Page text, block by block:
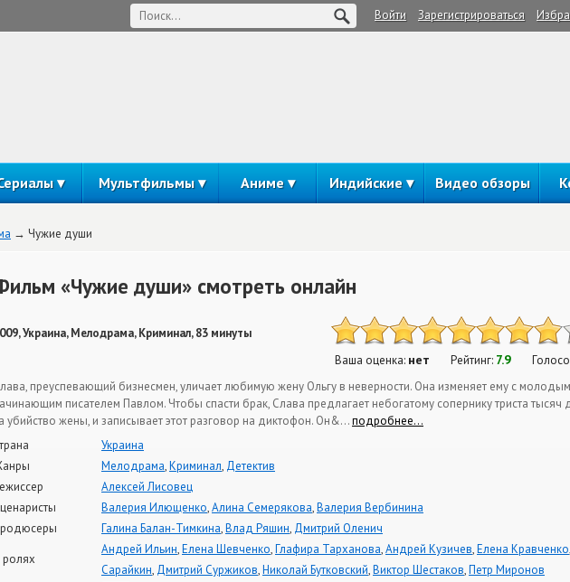
Войти Зарегистрироваться
Мультфильмы Аниме Индийские Видео обзоры
Чужие души
«Чужие души» смотреть онлайн
Украина, Мелодрама, Криминал, 83 минуты
Ваша оценка: нет Рейтинг: 7.9
преуспевающий бизнесмен, уличает любимую жену Ольгу в неверности. Она изменяет ему с молодым
писателем Павлом. Чтобы спасти брак, Слава предлагает небогатому сопернику триста тысяч
убийство жены, и записывает этот разговор на диктофон. Он&…подробнее…
Украина
Мелодрама,Криминал, Детектив
Алексей Лисовец
Валерия Илющенко,Алина Семерякова,Валерия Вербинина
Галина Балан-Тимкина,Влад Ряшин, Дмитрий Оленич
Андрей Ильин,Елена Шевченко,Глафира Тарханова,Андрей Кузичев,Елена Кравченко,
Сарайкин, Дмитрий Суржиков,Николай Бутковский,Виктор Шестаков,Петр Миронов